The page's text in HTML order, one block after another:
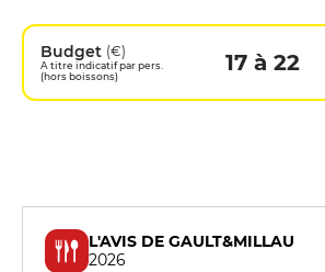
Budget (€)
A titre indicatif par pers.
(hors boissons)
17 à 22
L'AVIS DE GAULT&MILLAU
2026